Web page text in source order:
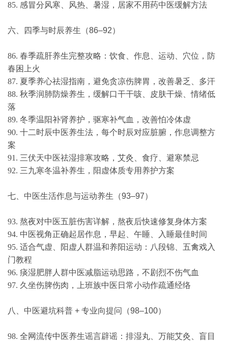
85. 感冒分风寒、风热、暑湿，居家不用药中医缓解方法
六、四季与时辰养生（86–92）
86. 春季疏肝养生完整攻略：饮食、作息、运动、穴位，防
春困上火
87. 夏季养心祛湿指南，避免贪凉伤脾胃，改善暑乏、多汗
88. 秋季润肺防燥养生，缓解口干干咳、皮肤干燥、情绪低
落
89. 冬季温阳补肾养护，驱寒补气血，改善怕冷体虚
90. 十二时辰中医养生法，每个时辰对应脏腑，作息调整方
案
91. 三伏天中医祛湿排寒攻略，艾灸、食疗、避寒禁忌
92. 三九寒冬温补养生，阳虚体质专用养护方案
七、中医生活作息与运动养生（93–97）
93. 熬夜对中医五脏伤害详解，熬夜后快速修复身体方案
94. 中医视角正确起居作息，早起、午睡、入睡最佳时间
95. 适合气虚、阳虚人群温和养阳运动：八段锦、五禽戏入
门教程
96. 痰湿肥胖人群中医减脂运动思路，不剧烈不伤气血
97. 久坐伤脾伤肉，上班族中医日常小动作疏通经络
八、中医避坑科普 + 专业向提问（98–100）
98. 全网流传中医养生谣言辟谣：排湿丸、万能艾灸、盲目